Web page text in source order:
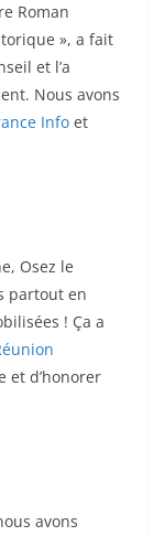
Roman
», a fait
et l’a
Nous avons
Info et
Osez le
partout en
! Ça a
et d’honorer
avons